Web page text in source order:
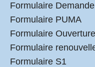
Formulaire
Formulaire PUMA
Formulaire
Formulaire
Formulaire S1